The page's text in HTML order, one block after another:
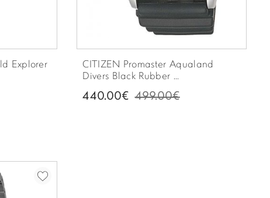
Explorer
CITIZEN Promaster Aqualand
Divers Black Rubber ...
440.00€ 499.00€